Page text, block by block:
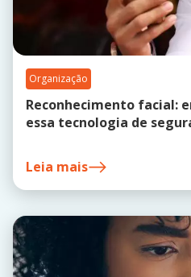
Organização
Reconhecimento facial:
essa tecnologia de
Leia mais